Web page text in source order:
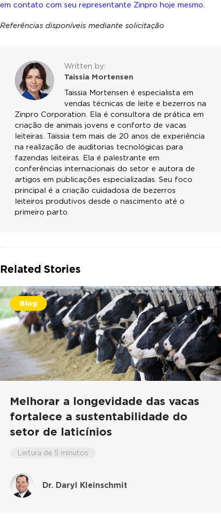
em contato com seu representante Zinpro hoje mesmo.
Referências disponíveis mediante solicitação
Written by:
Taissia Mortensen
Taissia Mortensen é especialista em
vendas técnicas de leite e bezerros na
Zinpro Corporation. Ela é consultora de prática em
criação de animais jovens e conforto de vacas
leiteiras. Taissia tem mais de 20 anos de experiência
na realização de auditorias tecnológicas para
fazendas leiteiras. Ela é palestrante em
conferências internacionais do setor e autora de
artigos em publicações especializadas. Seu foco
principal é a criação cuidadosa de bezerros
leiteiros produtivos desde o nascimento até o
primeiro parto.
Related Stories
Blog
Melhorar a longevidade das vacas
fortalece a sustentabilidade do
setor de laticínios
Leitura de 5 minutos
Dr. Daryl Kleinschmit